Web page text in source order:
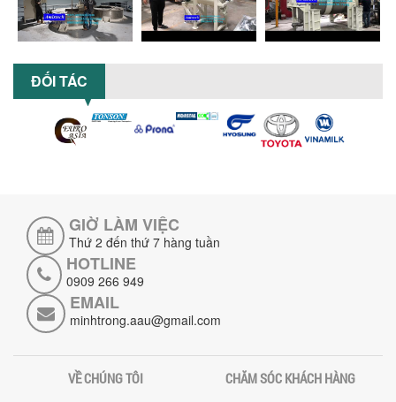
Khám phá 5 lợi ích khi sử dụng máy
khuấy sơn dùng điện: nâng cao chất
lượng, tiết kiệm chi phí, tăng năng
Tối ưu năng suất và tiết kiệm chi phí
hiệu quả với máy khuấy 3 trục công
KHẮC PHỤC
Tổng hợp lỗi thường gặp khi vận hành
MÁY NGHIỀN HỮU CƠ LỎNG: GIẢI PHÁP
NGANG CÁNH NGHIỀN CERAMIC
Máy nghiền hữu cơ lỏng sử dụng công
ĐỐI TÁC
GIỜ LÀM VIỆC
Thứ 2 đến thứ 7 hàng tuần
HOTLINE
0909 266 949
EMAIL
minhtrong.aau@gmail.com
VỀ CHÚNG TÔI CHĂM SÓC KHÁCH HÀNG